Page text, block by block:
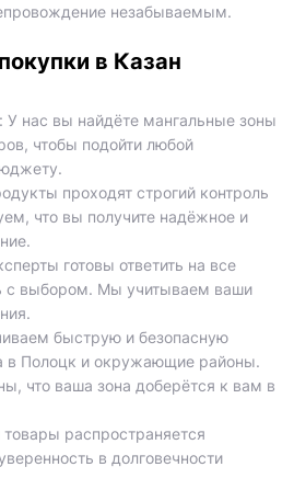
незабываемым.
в Казан
У нас вы найдёте мангальные зоны
чтобы подойти любой
проходят строгий контроль
что вы получите надёжное и
готовы ответить на все
с выбором. Мы учитываем ваши
быструю и безопасную
в Полоцк и окружающие районы.
что ваша зона доберётся к вам в
распространяется
в долговечности